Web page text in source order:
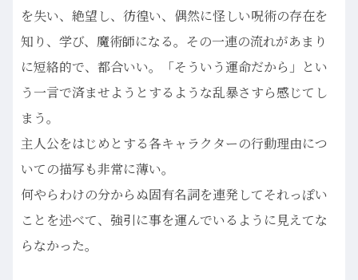
を失い、絶望し、彷徨い、偶然に怪しい呪術の存在を
知り、学び、魔術師になる。その一連の流れがあまり
に短絡的で、都合いい。「そういう運命だから」とい
う一言で済ませようとするような乱暴さすら感じてし
まう。
主人公をはじめとする各キャラクターの行動理由につ
いての描写も非常に薄い。
何やらわけの分からぬ固有名詞を連発してそれっぽい
ことを述べて、強引に事を運んでいるように見えてな
らなかった。